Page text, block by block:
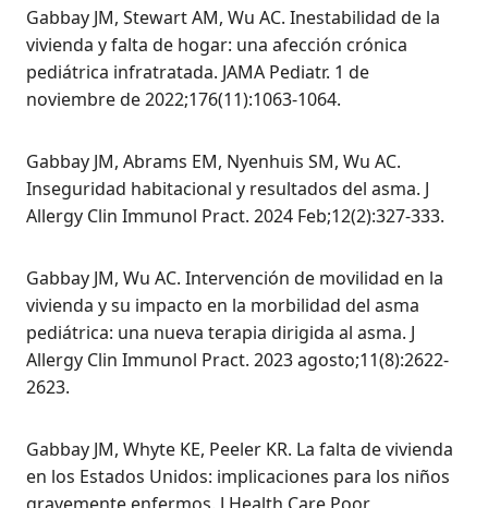
Gabbay JM, Stewart AM, Wu AC. Inestabilidad de la
vivienda y falta de hogar: una afección crónica
pediátrica infratratada. JAMA Pediatr. 1 de
noviembre de 2022;176(11):1063-1064.
Gabbay JM, Abrams EM, Nyenhuis SM, Wu AC.
Inseguridad habitacional y resultados del asma. J
Allergy Clin Immunol Pract. 2024 Feb;12(2):327-333.
Gabbay JM, Wu AC. Intervención de movilidad en la
vivienda y su impacto en la morbilidad del asma
pediátrica: una nueva terapia dirigida al asma. J
Allergy Clin Immunol Pract. 2023 agosto;11(8):2622-
2623.
Gabbay JM, Whyte KE, Peeler KR. La falta de vivienda
en los Estados Unidos: implicaciones para los niños